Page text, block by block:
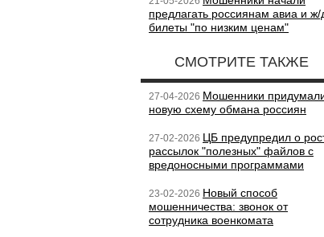
предлагать россиянам авиа и ж/
билеты "по низким ценам"
СМОТРИТЕ ТАКЖЕ
27-04-2026 Мошенники
новую схему обмана россиян
27-02-2026 ЦБ предупредил о
рассылок "полезных" файлов с
вредоносными программами
23-02-2026 Новый способ
мошенничества: звонок от
сотрудника военкомата